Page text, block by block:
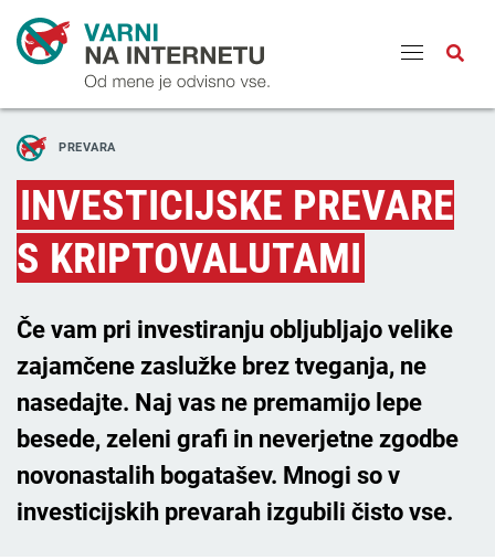
PREVARA
INVESTICIJSKE PREVARE
S KRIPTOVALUTAMI
Če vam pri investiranju obljubljajo velike
zajamčene zaslužke brez tveganja, ne
nasedajte. Naj vas ne premamijo lepe
besede, zeleni grafi in neverjetne zgodbe
novonastalih bogatašev. Mnogi so v
investicijskih prevarah izgubili čisto vse.